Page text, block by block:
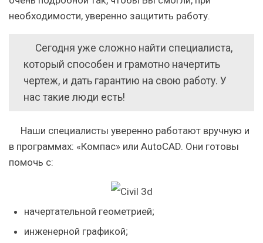
необходимости, уверенно защитить работу.
Сегодня уже сложно найти специалиста,
который способен и грамотно начертить
чертеж, и дать гарантию на свою работу. У
нас такие люди есть!
Наши специалисты уверенно работают вручную и
в программах: «Компас» или AutoCAD. Они готовы
помочь с:
начертательной геометрией;
инженерной графикой;